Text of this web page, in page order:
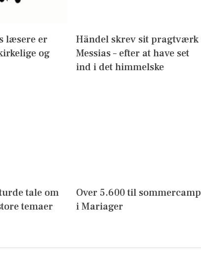
læsere er
og
Händel skrev sit pragtværk
Messias – efter at have set
ind i det himmelske
tale om
temaer
Over 5.600 til sommercamp
i Mariager